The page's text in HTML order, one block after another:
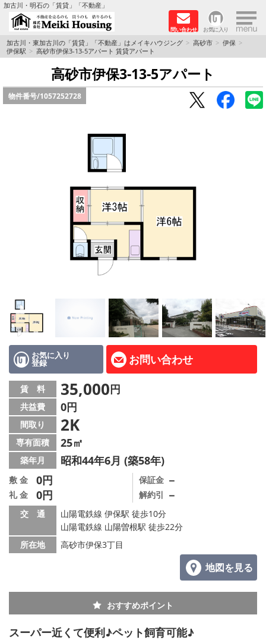
加古川・明石の「賃貸」「不動産」
問い合わせ お気に入り ×
TOPページ
☆メイキハウジングオススメ物件特集☆
都市ガス物件
◆新築物件の新設備で快適♪◆
地域から探す
地図から探す
スタッフ紹介
Instagram
店舗情報·アクセス
会社概要
メールでお問い合わせ
加古川・東加古川の「賃貸」「不動産」はメイキハウジング 高砂市
伊保
伊保駅
高砂市伊保3-13-5アパート 賃貸アパート
高砂市伊保3-13-5アパート
物件番号/1057252728
お気に入り
登録 お問い合わせ
賃 料 35,000円
共益費 0円
間取り 2K
専有面積 25㎡
築年月 昭和44年6月 (築58年)
敷 金 0円
礼 金 0円
保証金 －
解約引 －
交 通
山陽電鉄線 伊保駅 徒歩10分
山陽電鉄線 山陽曽根駅 徒歩22分
所在地
高砂市伊保3丁目
地図を見る
おすすめポイント
スーパー近くて便利♪ペット飼育可能♪